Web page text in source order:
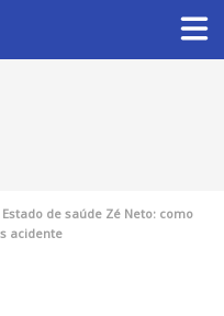
Estado de saúde Zé Neto: como
acidente